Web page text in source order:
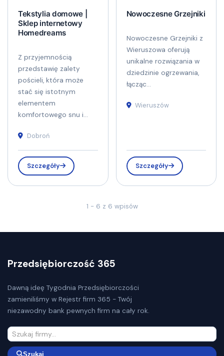
Tekstylia domowe |
Sklep internetowy
Homedreams
Z przyjemnością
przedstawię zalety
pościeli, która może
stać się istotnym
elementem
komfortowego snu i...
Dobroń
Szczegóły
Nowoczesne Grzejniki
Nowoczesne Grzejniki z
Wieruszowa oferują
unikalne rozwiązania w
dziedzinie ogrzewania,
łącząc...
Wieruszów
Szczegóły
1 - 6 z 6 wpisów
Przedsiębiorczość 365
Dawną ideę Tygodnia Przedsiębiorczości
zamieniliśmy w Rejestr firm 365 - Twój
niezawodny bank pewnych firm na cały rok.
Szukaj